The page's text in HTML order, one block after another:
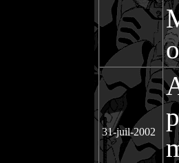
31-juil-2002